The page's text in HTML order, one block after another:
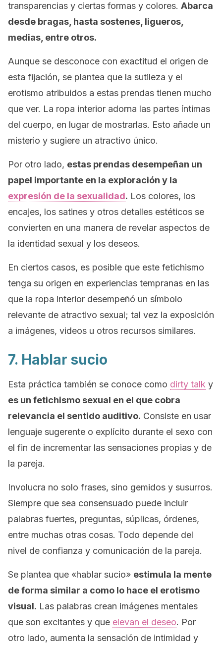
transparencias y ciertas formas y colores. Abarca
desde bragas, hasta sostenes, ligueros,
medias, entre otros.
Aunque se desconoce con exactitud el origen de
esta fijación, se plantea que la sutileza y el
erotismo atribuidos a estas prendas tienen mucho
que ver. La ropa interior adorna las partes íntimas
del cuerpo, en lugar de mostrarlas. Esto añade un
misterio y sugiere un atractivo único.
Por otro lado, estas prendas desempeñan un
papel importante en la exploración y la
expresión de la sexualidad. Los colores, los
encajes, los satines y otros detalles estéticos se
convierten en una manera de revelar aspectos de
la identidad sexual y los deseos.
En ciertos casos, es posible que este fetichismo
tenga su origen en experiencias tempranas en las
que la ropa interior desempeñó un símbolo
relevante de atractivo sexual; tal vez la exposición
a imágenes, videos u otros recursos similares.
7. Hablar sucio
Esta práctica también se conoce como dirty talk y
es un fetichismo sexual en el que cobra
relevancia el sentido auditivo. Consiste en usar
lenguaje sugerente o explícito durante el sexo con
el fin de incrementar las sensaciones propias y de
la pareja.
Involucra no solo frases, sino gemidos y susurros.
Siempre que sea consensuado puede incluir
palabras fuertes, preguntas, súplicas, órdenes,
entre muchas otras cosas. Todo depende del
nivel de confianza y comunicación de la pareja.
Se plantea que «hablar sucio» estimula la mente
de forma similar a como lo hace el erotismo
visual. Las palabras crean imágenes mentales
que son excitantes y que elevan el deseo. Por
otro lado, aumenta la sensación de intimidad y